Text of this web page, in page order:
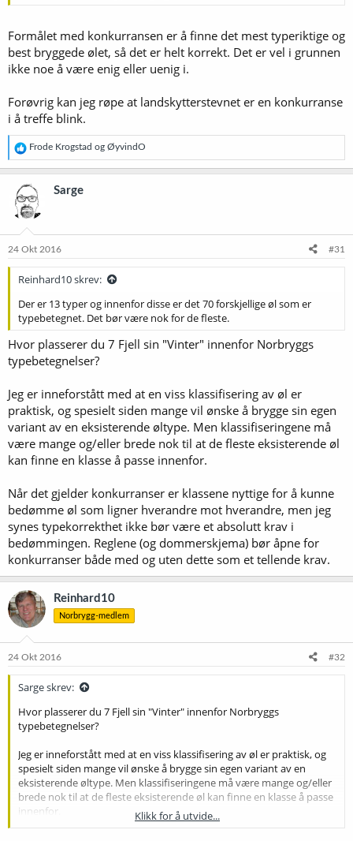
Riktig. Her har du faktisk forstått noe. Den eneste setningen i
innlegget ditt som ikke ser ut til å være en misforståelse.
Folk brygger av alle mulige grunner. Du kan ikke generalisere på
denne måten, og for min egen del kan jeg si at det ikke er grunnen
til at jeg driver med hjemmebrygging.
Hvorfor folk har begynt å brygge er uansett ikke så veldig
interessant i en konkurranse som skal finne ut hvor flinke
deltagerne er til å brygge. Om noen begynte å trene fordi de vil gå
ned i vekt eller fordi de synes det er morsomt, er ikke så veldig
interessant når de stiller opp til halvmaraton. Da måles du på hvor
fort du springer.
Nei, det mener jeg blir feil. Stilene er representanter for
seg raskt (som de moderne, amerikanske) og noen sakte (som de
tyske). At tradisjoner endrer seg, kan uansett ikke være til hinder for
Uansett er dette relativt lite relevant for konkurranseformen. Den
handler å sette et antall klasser for å ha noe å dømme mot.
sammen typedefinisjoner, skjema og regelverk.
Ingen hindrer deg i å brygge akkurat hva du vil. Norbrygg har til og
med konkurranser der du kan ta med deg øl og få premiering basert
på om de som er der liker ølet ditt. Det kalles publikums favoritt. Det
er muligheter for å høre hva folkforetrekkerå drikke. Om
eksperimentet ditt faller i smak.
Dette er litt som idrett: Det er mange som trener, leker, driver med
ymse ballspill eller andre aktiviteter som kan kalles idrett. Men når
alt dette redusert til noen begrensede øvelser med klare rammer.
Det er ikke lenger noe poeng å være best på 150 meter sprint eller
fotball uten offside. Når premiene skal deles ut, så er det til den som
kommer først til 100 meter, og fotball har nå en gang offsideregel.
Det er vanskelig å forstå hvordan en konkurranse som du ikke
deltar i, og som tydeligvis ikke passer til den tilnærminga du har til
brygging, på noen måte skal være et problem.
Formålet med konkurransen er å finne det mest typeriktige og
best bryggede ølet, så det er helt korrekt. Det er vel i grunnen
ikke noe å være enig eller uenig i.
Forøvrig kan jeg røpe at landskytterstevnet er en konkurranse
i å treffe blink.
R
e
a
k
s
j
o
e
Frode Krogstad og ØyvindO
Sarge
24 Okt 2016 #31
Reinhard10 skrev:
Der er 13 typer og innenfor disse er det 70 forskjellige øl som er
typebetegnet. Det bør være nok for de fleste.
Hvor plasserer du 7 Fjell sin "Vinter" innenfor Norbryggs
typebetegnelser?
Jeg er inneforstått med at en viss klassifisering av øl er
praktisk, og spesielt siden mange vil ønske å brygge sin egen
variant av en eksisterende øltype. Men klassifiseringene må
være mange og/eller brede nok til at de fleste eksisterende øl
kan finne en klasse å passe innenfor.
Når det gjelder konkurranser er klassene nyttige for å kunne
bedømme øl som ligner hverandre mot hverandre, men jeg
synes typekorrekthet ikke bør være et absolutt krav i
bedømmingen. Reglene (og dommerskjema) bør åpne for
konkurranser både med og uten dette som et tellende krav.
Reinhard10
Norbrygg-medlem
24 Okt 2016 #32
Sarge skrev:
Hvor plasserer du 7 Fjell sin "Vinter" innenfor Norbryggs
typebetegnelser?
Jeg er inneforstått med at en viss klassifisering av øl er praktisk, og
spesielt siden mange vil ønske å brygge sin egen variant av en
eksisterende øltype. Men klassifiseringene må være mange og/eller
brede nok til at de fleste eksisterende øl kan finne en klasse å passe
innenfor.
Klikk for å utvide...